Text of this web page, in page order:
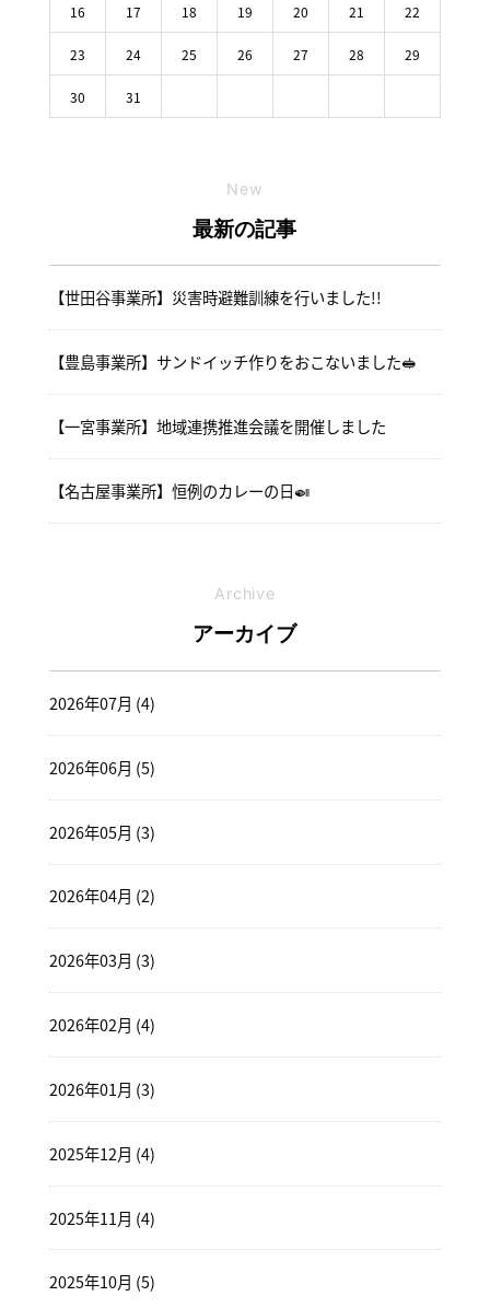
16 17 18 19 20 21 22
23 24 25 26 27 28 29
30 31
New
最新の記事
【世田谷事業所】災害時避難訓練を行いました!!
【豊島事業所】サンドイッチ作りをおこないました🥪
【一宮事業所】地域連携推進会議を開催しました
【名古屋事業所】恒例のカレーの日🍛
Archive
アーカイブ
2026年07月 (4)
2026年06月 (5)
2026年05月 (3)
2026年04月 (2)
2026年03月 (3)
2026年02月 (4)
2026年01月 (3)
2025年12月 (4)
2025年11月 (4)
2025年10月 (5)